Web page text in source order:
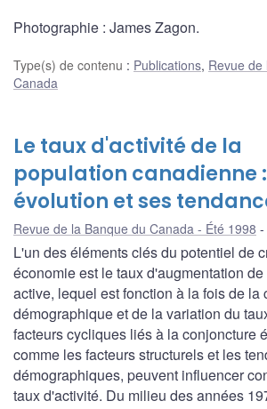
Photographie : James Zagon.
Type(s) de contenu : Publications, Revue de
Canada
Le taux d'activité de la
population canadienne
évolution et ses
Revue de la Banque du Canada - Été 1998
L'un des éléments clés du potentiel de
économie est le taux d'augmentation
active, lequel est fonction à la fois de la
démographique et de la variation du
facteurs cycliques liés à la conjoncture
comme les facteurs structurels et les
démographiques, peuvent influencer
taux d'activité. Du milieu des années